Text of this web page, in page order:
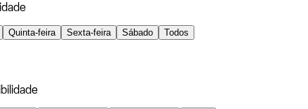
Quinta-feira Sexta-feira Sábado Todos